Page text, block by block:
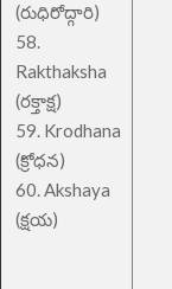
(రుధిరోద్గారి)
58.
Rakthaksha
(రక్తాక్ష)
59. Krodhana
(క్రోధన)
60. Akshaya
(క్షయ)